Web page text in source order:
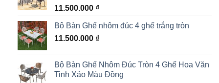
11.500.000 ₫
Bộ Bàn Ghế nhôm đúc 4 ghế trắng tròn
11.500.000 ₫
Bộ Bàn Ghế Nhôm Đúc Tròn 4 Ghế Hoa Văn
Tinh Xảo Màu Đồng